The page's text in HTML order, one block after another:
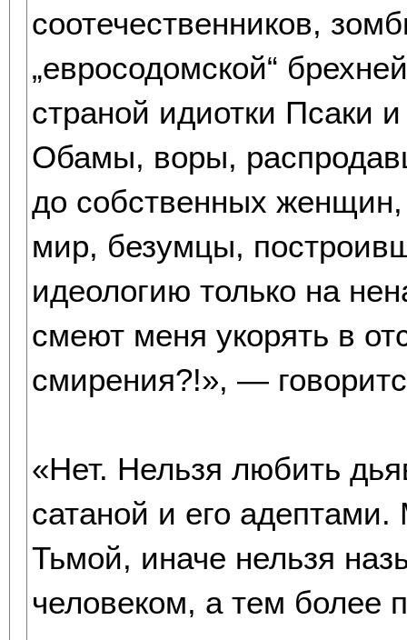
соотечественников,
„евросодомской“
страной идиотки Псаки
Обамы, воры,
до собственных
мир, безумцы,
идеологию только на
смеют меня укорять в
смирения?!», —
«Нет. Нельзя любить
сатаной и его
Тьмой, иначе нельзя
человеком, а тем более